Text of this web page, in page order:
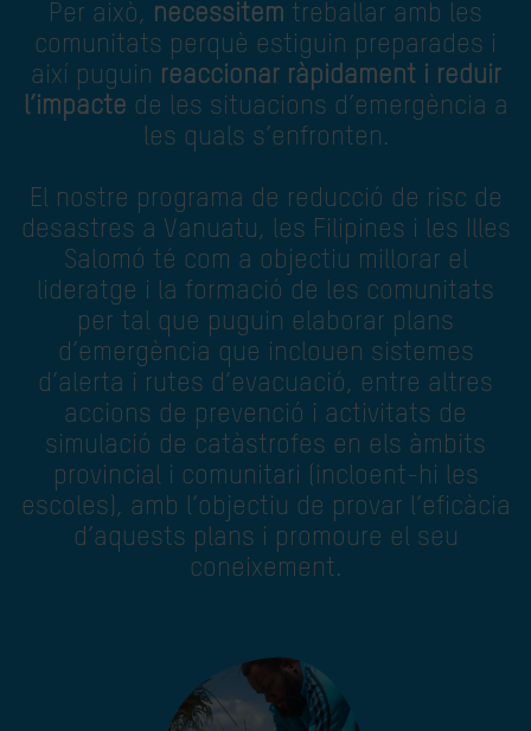
Per això, necessitem treballar amb les
comunitats perquè estiguin preparades i
així puguin reaccionar ràpidament i reduir
l’impacte de les situacions d’emergència a
les quals s’enfronten.
El nostre programa de reducció de risc de
desastres a Vanuatu, les Filipines i les Illes
Salomó té com a objectiu millorar el
lideratge i la formació de les comunitats
per tal que puguin elaborar plans
d’emergència que inclouen sistemes
d’alerta i rutes d’evacuació, entre altres
accions de prevenció i activitats de
simulació de catàstrofes en els àmbits
provincial i comunitari (incloent-hi les
escoles), amb l’objectiu de provar l’eficàcia
d’aquests plans i promoure el seu
coneixement.